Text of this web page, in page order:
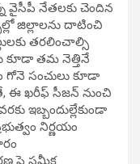
వైసీపీ నేతలకు చెందిన
జిల్లాలను దాటించి
తరలించాల్సి
కూడా తమ నెత్తినే
గోనె సంచులు కూడా
ఈ ఖరీఫ్ సీజన్ నుంచి
ఇబ్బందుల్లేకుండా
నిర్ణయం
ఫై సమీక్ష